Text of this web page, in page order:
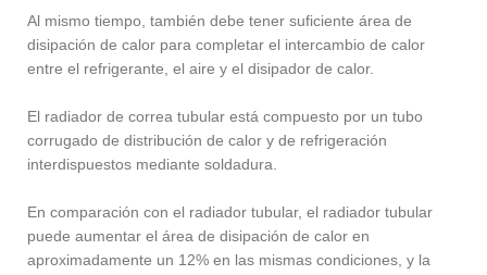
Al mismo tiempo, también debe tener suficiente área de
disipación de calor para completar el intercambio de calor
entre el refrigerante, el aire y el disipador de calor.
El radiador de correa tubular está compuesto por un tubo
corrugado de distribución de calor y de refrigeración
interdispuestos mediante soldadura.
En comparación con el radiador tubular, el radiador tubular
puede aumentar el área de disipación de calor en
aproximadamente un 12% en las mismas condiciones, y la